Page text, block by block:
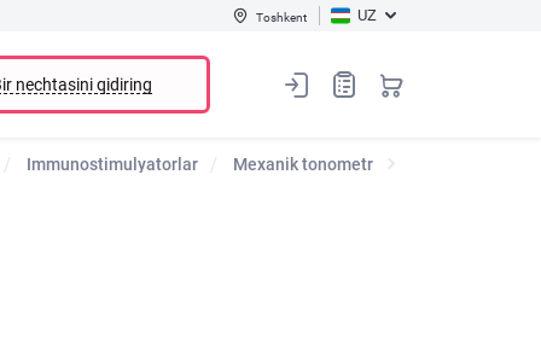
Toshkent UZ
nechtasini qidiring
Immunostimulyatorlar Mexanik tonometr